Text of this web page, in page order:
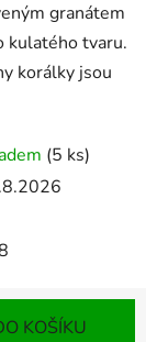
granátem
kulatého tvaru.
korálky jsou
(5 ks)
KOŠÍKU